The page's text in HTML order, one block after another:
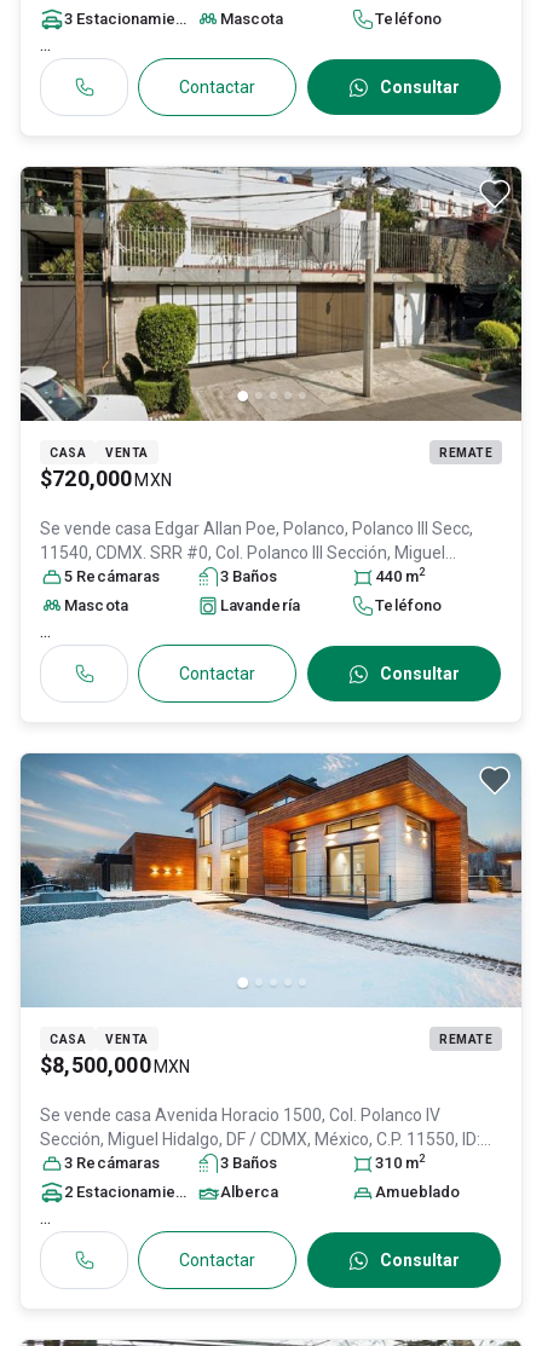
3 Estacionamiento s Mascota Teléfono
...
Contactar Consultar
CASA VENTA REMATE
$720,000 MXN
Se vende casa Edgar Allan Poe, Polanco, Polanco III Secc,
11540, CDMX. SRR #0, Col. Polanco III Sección, Miguel
Hidalgo, DF / CDMX , México, C.P. 11540 , ID:31539836
5 Recámaras 3 Baños 440 m2
Mascota Lavandería Teléfono
...
Contactar Consultar
CASA VENTA REMATE
$8,500,000 MXN
Se vende casa Avenida Horacio 1500, Col. Polanco IV
Sección, Miguel Hidalgo, DF / CDMX, México, C.P. 11550, ID:
31621104
3 Recámaras 3 Baños 310 m2
2 Estacionamiento s Alberca Amueblado
...
Contactar Consultar